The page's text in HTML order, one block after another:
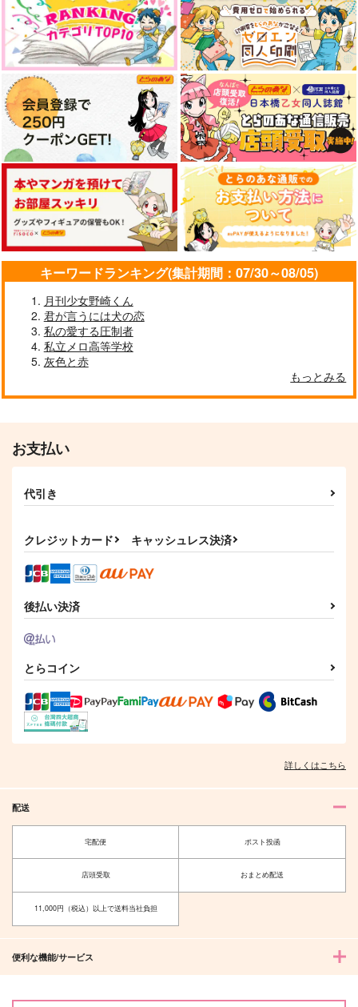
キーワードランキング(集計期間：07/30～08/05)
月刊少女野崎くん
君が言うには犬の恋
私の愛する圧制者
私立メロ高等学校
灰色と赤
もっとみる
お支払い
代引き
クレジットカード キャッシュレス決済
後払い決済
とらコイン
詳しくはこちら
配送
宅配便 ポスト投函
店頭受取 おまとめ配送
11,000円（税込）以上で送料当社負担
便利な機能/サービス